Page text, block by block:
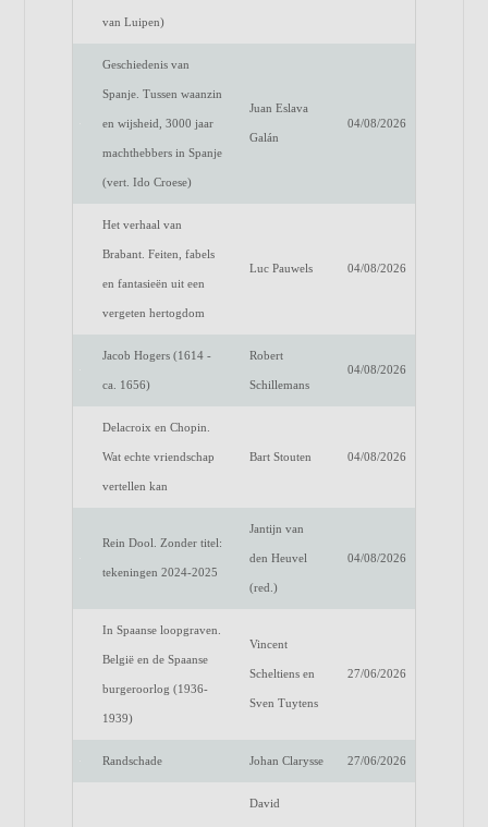
van Luipen)
Geschiedenis van
Spanje. Tussen waanzin
en wijsheid, 3000 jaar
machthebbers in Spanje
(vert. Ido Croese)
Juan Eslava
Galán
04/08/2026
Het verhaal van
Brabant. Feiten, fabels
en fantasieën uit een
vergeten hertogdom
Luc Pauwels 04/08/2026
Jacob Hogers (1614 -
ca. 1656)
Robert
Schillemans
04/08/2026
Delacroix en Chopin.
Wat echte vriendschap
vertellen kan
Bart Stouten 04/08/2026
Rein Dool. Zonder titel:
tekeningen 2024-2025
Jantijn van
den Heuvel
(red.)
04/08/2026
In Spaanse loopgraven.
België en de Spaanse
burgeroorlog (1936-
1939)
Vincent
Scheltiens en
Sven Tuytens
27/06/2026
Randschade Johan Clarysse 27/06/2026
David